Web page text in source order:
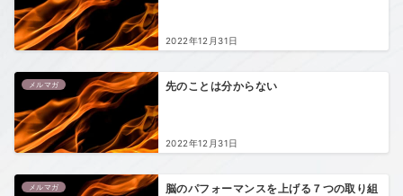
2022年12月31日
メルマガ 先のことは分からない
2022年12月31日
メルマガ
脳のパフォーマンスを上げる７つの取り組